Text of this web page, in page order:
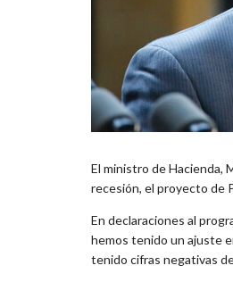
El ministro de Hacienda,
recesión, el proyecto de
En declaraciones al
hemos tenido un ajuste
tenido cifras negativas de